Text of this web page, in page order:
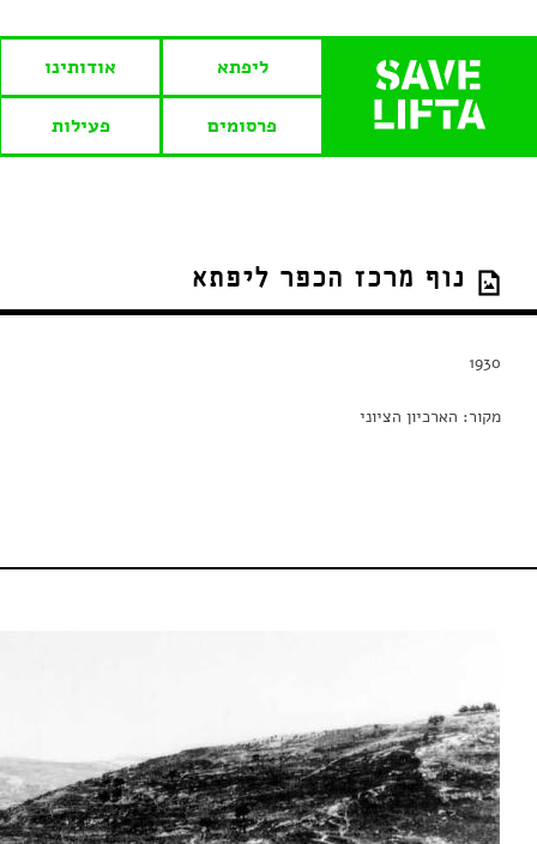
ליפתא אודותינו
פרסומים פעילות
נוף מרכז הכפר ליפתא
1930
מקור: הארכיון הציוני